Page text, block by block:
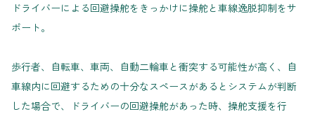
ドライバーによる回避操舵をきっかけに操舵と車線逸脱抑制をサ
ポート。
歩行者、自転車、車両、自動二輪車と衝突する可能性が高く、自
車線内に回避するための十分なスペースがあるとシステムが判断
した場合で、ドライバーの回避操舵があった時、操舵支援を行